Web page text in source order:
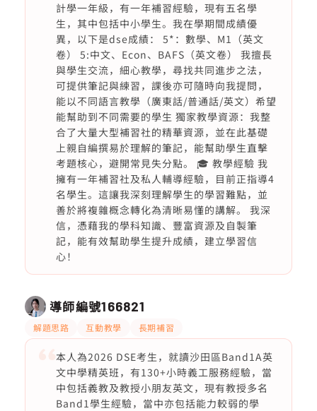
計學一年級，有一年補習經驗，現有五名學
生，其中包括中小學生。我在學期間成績優
異，以下是dse成績： 5*：數學、M1（英文
卷） 5:中文、Econ、BAFS（英文卷） 我擅長
與學生交流，細心教學，尋找共同進步之法，
可提供筆記與練習，課後亦可隨時向我提問，
能以不同語言教學（廣東話/普通話/英文）希望
能幫助到不同需要的學生 獨家教學資源：我整
合了大量大型補習社的精華資源，並在此基礎
上親自編撰易於理解的筆記，能幫助學生直擊
考題核心，避開常見失分點。 🎓 教學經驗 我
擁有一年補習社及私人輔導經驗，目前正指導4
名學生。這讓我深刻理解學生的學習難點，並
善於將複雜概念轉化為清晰易懂的講解。 我深
信，憑藉我的學科知識、豐富資源及自製筆
記，能有效幫助學生提升成績，建立學習信
心！
導師編號166821
解題思路 互動教學 長期補習
本人為2026 DSE考生，就讀沙田區Band1A英
文中學精英班，有130+小時義工服務經驗，當
中包括義教及教授小朋友英文，現有教授多名
Band1學生經驗，當中亦包括能力較弱的學